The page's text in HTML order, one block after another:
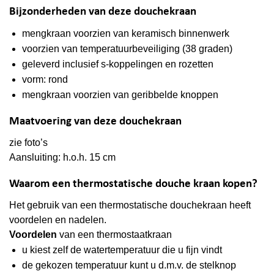
Bijzonderheden van deze douchekraan
mengkraan voorzien van keramisch binnenwerk
voorzien van temperatuurbeveiliging (38 graden)
geleverd inclusief s-koppelingen en rozetten
vorm: rond
mengkraan voorzien van geribbelde knoppen
Maatvoering van deze douchekraan
zie foto’s
Aansluiting: h.o.h. 15 cm
Waarom een thermostatische douche kraan kopen?
Het gebruik van een thermostatische douchekraan heeft
voordelen en nadelen.
Voordelen van een thermostaatkraan
u kiest zelf de watertemperatuur die u fijn vindt
de gekozen temperatuur kunt u d.m.v. de stelknop